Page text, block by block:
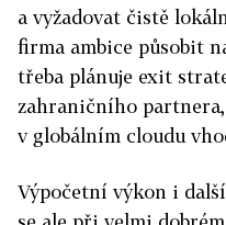
a vyžadovat čistě
firma ambice působit
třeba plánuje exit
zahraničního
v globálním cloudu
Výpočetní výkon i